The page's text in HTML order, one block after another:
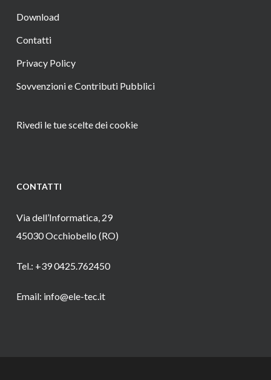
Download
Contatti
Privacy Policy
Sovvenzioni e Contributi Pubblici
Rivedi le tue scelte dei cookie
CONTATTI
Via dell’Informatica, 29
45030 Occhiobello (RO)
Tel.: +39 0425.762450
Email: info@ele-tec.it